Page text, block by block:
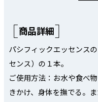
商品詳細
パシフィックエッセンス
センス）の１本。
ご使用方法：お水や食べ
きかけ、身体を撫でる。